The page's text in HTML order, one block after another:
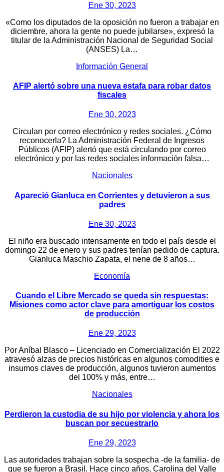
Ene 30, 2023
«Como los diputados de la oposición no fueron a trabajar en
diciembre, ahora la gente no puede jubilarse», expresó la
titular de la Administración Nacional de Seguridad Social
(ANSES) La…
Información General
AFIP alertó sobre una nueva estafa para robar datos
fiscales
Ene 30, 2023
Circulan por correo electrónico y redes sociales. ¿Cómo
reconocerla? La Administración Federal de Ingresos
Públicos (AFIP) alertó que está circulando por correo
electrónico y por las redes sociales información falsa…
Nacionales
Apareció Gianluca en Corrientes y detuvieron a sus
padres
Ene 30, 2023
El niño era buscado intensamente en todo el país desde el
domingo 22 de enero y sus padres tenían pedido de captura.
Gianluca Maschio Zapata, el nene de 8 años…
Economía
Cuando el Libre Mercado se queda sin respuestas:
Misiones como actor clave para amortiguar los costos
de producción
Ene 29, 2023
Por Aníbal Blasco – Licenciado en Comercialización El 2022
atravesó alzas de precios históricas en algunos comodities e
insumos claves de producción, algunos tuvieron aumentos
del 100% y más, entre…
Nacionales
Perdieron la custodia de su hijo por violencia y ahora los
buscan por secuestrarlo
Ene 29, 2023
Las autoridades trabajan sobre la sospecha -de la familia- de
que se fueron a Brasil. Hace cinco años, Carolina del Valle